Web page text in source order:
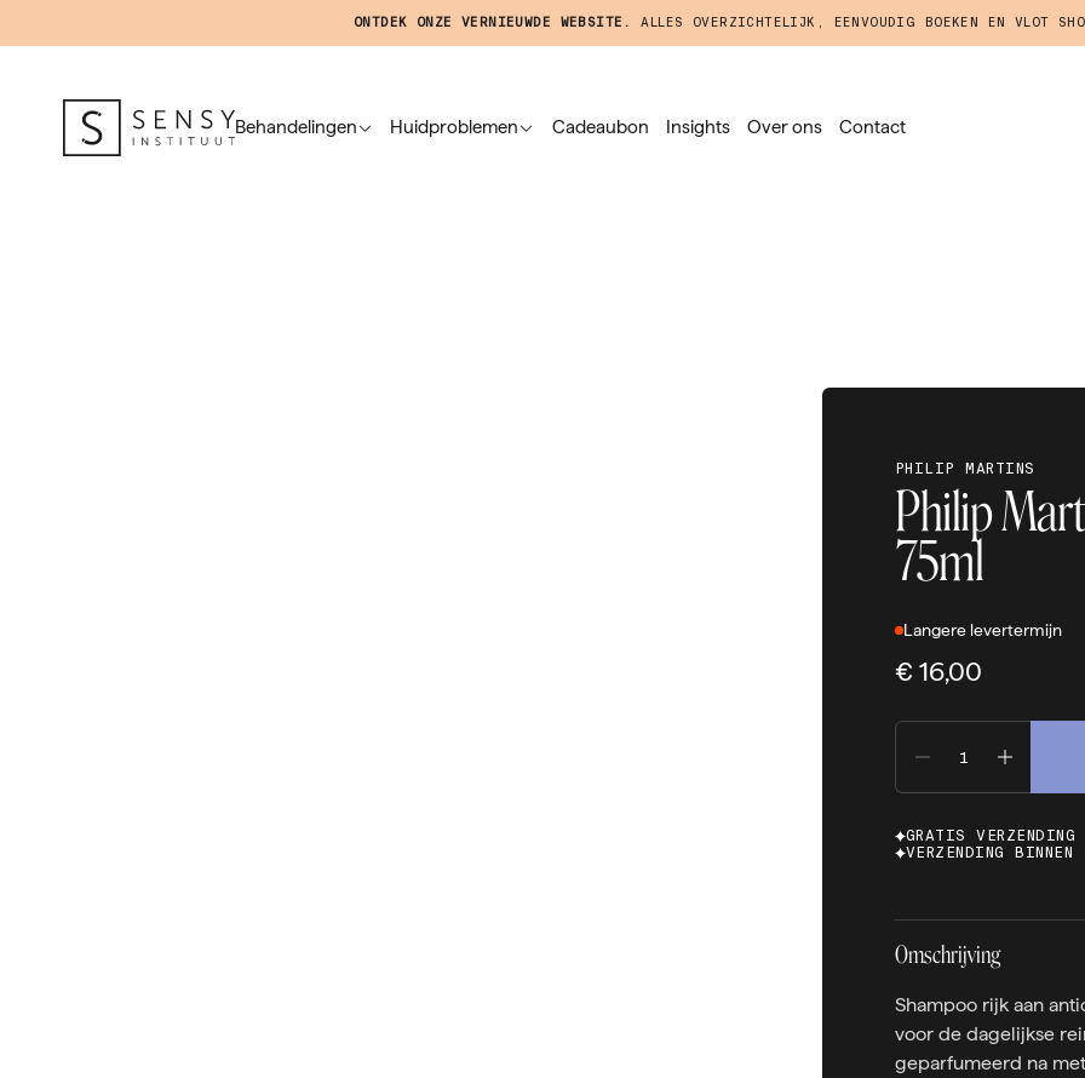
ONTDEK ONZE VERNIEUWDE WEBSITE. ALLES OVERZICHTELIJK, EENVOUDIG BOEKEN EN VLOT
Behandelingen Huidproblemen Cadeaubon Insights Over ons Contact
PHILIP MARTINS
Philip
75ml
Langere levertermijn
€ 16,00
GRATIS
VERZENDING BINNEN
Omschrijving
Shampoo rijk aan
voor de dagelijkse
geparfumeerd na